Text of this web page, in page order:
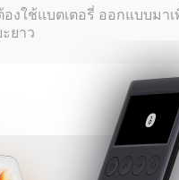
องใช้แบตเตอรี่ ออกแบบมา
ยาว